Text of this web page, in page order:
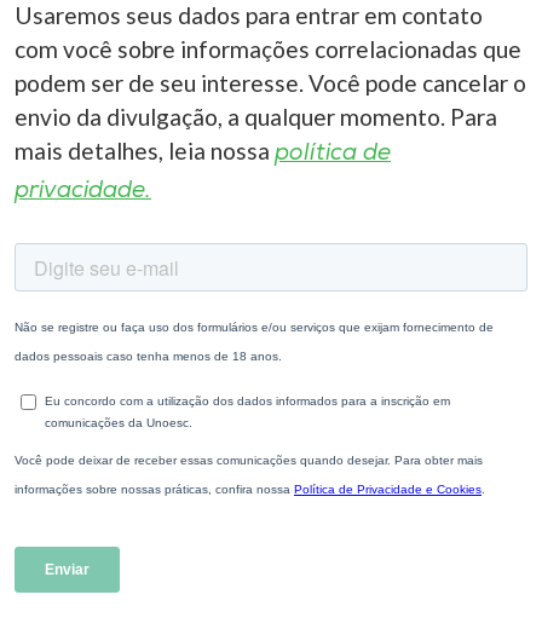
Usaremos seus dados para entrar em contato
com você sobre informações correlacionadas que
podem ser de seu interesse. Você pode cancelar o
envio da divulgação, a qualquer momento. Para
mais detalhes, leia nossa política de
privacidade.